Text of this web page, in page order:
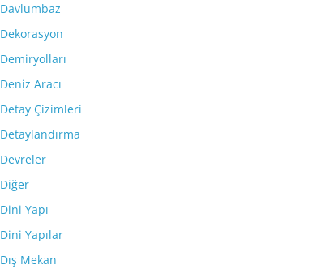
Davlumbaz
Dekorasyon
Demiryolları
Deniz Aracı
Detay Çizimleri
Detaylandırma
Devreler
Diğer
Dini Yapı
Dini Yapılar
Dış Mekan